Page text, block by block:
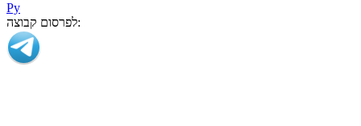
Ру
לפרסום קבוצה: